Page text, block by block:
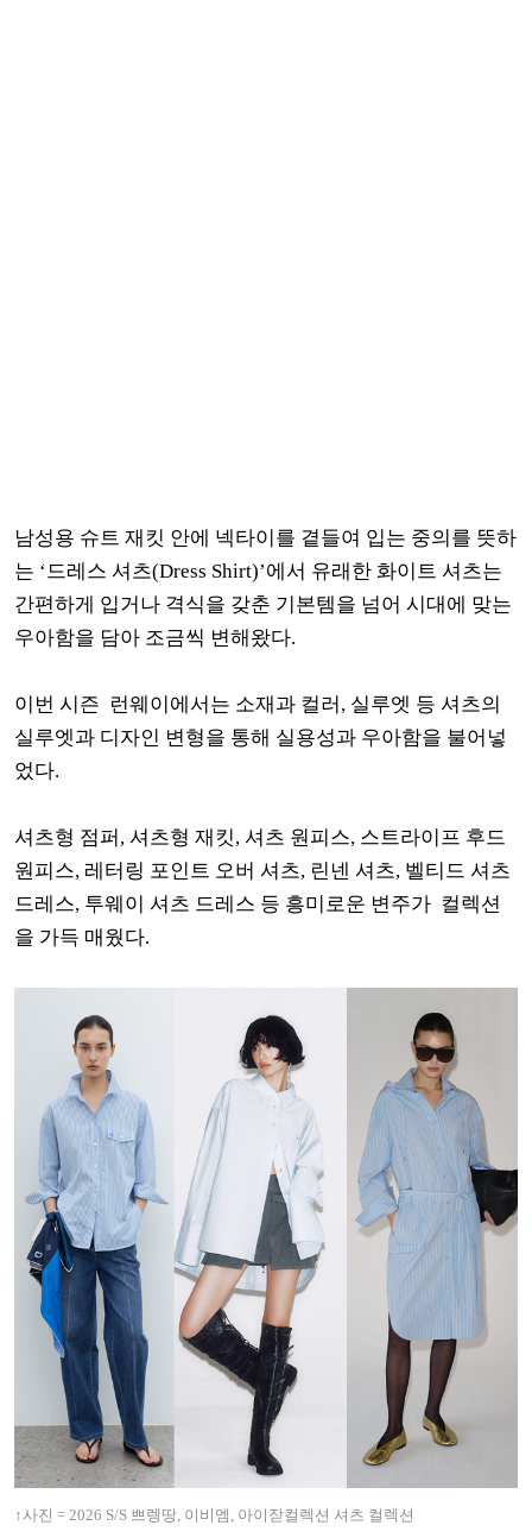
남성용 슈트 재킷 안에 넥타이를 곁들여 입는 중의를 뜻하
는 ‘드레스 셔츠(Dress Shirt)’에서 유래한 화이트 셔츠는
간편하게 입거나 격식을 갖춘 기본템을 넘어 시대에 맞는
우아함을 담아 조금씩 변해왔다.
이번 시즌 런웨이에서는 소재과 컬러, 실루엣 등 셔츠의
실루엣과 디자인 변형을 통해 실용성과 우아함을 불어넣
었다.
셔츠형 점퍼, 셔츠형 재킷, 셔츠 원피스, 스트라이프 후드
원피스, 레터링 포인트 오버 셔츠, 린넨 셔츠, 벨티드 셔츠
드레스, 투웨이 셔츠 드레스 등 흥미로운 변주가 컬렉션
을 가득 매웠다.
↑사진 = 2026 S/S 쁘렝땅, 이비엠, 아이잗컬렉션 셔츠 컬렉션